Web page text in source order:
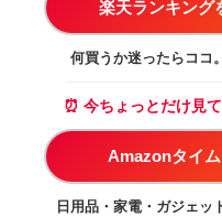
楽天ランキング
何買うか迷ったらココ
⏰ 今ちょっとだけ見
Amazonタイ
日用品・家電・ガジェッ